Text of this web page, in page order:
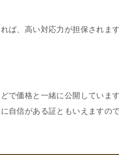
ば、高い対応力が担保されま
で価格と一緒に公開していま
自信がある証ともいえますの